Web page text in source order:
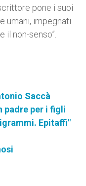
pone i suoi
umani, impegnati
il non-senso”.
Saccà
padre per i figli
Epitaffi"